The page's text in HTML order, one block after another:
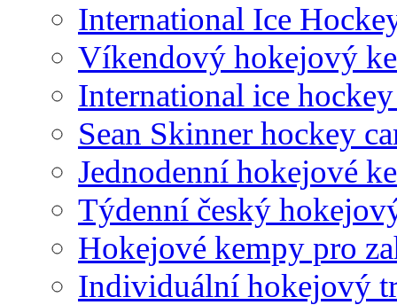
International Ice
Víkendový hokejový
International ice
Sean Skinner hockey
Jednodenní hokejové
Týdenní český
Hokejové kempy pro
Individuální hokejový